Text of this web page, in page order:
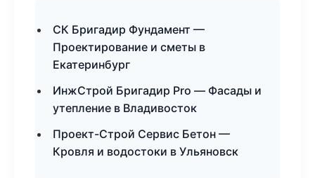
СК Бригадир Фундамент —
Проектирование и сметы в
Екатеринбург
ИнжСтрой Бригадир Pro — Фасады и
утепление в Владивосток
Проект-Строй Сервис Бетон —
Кровля и водостоки в Ульяновск